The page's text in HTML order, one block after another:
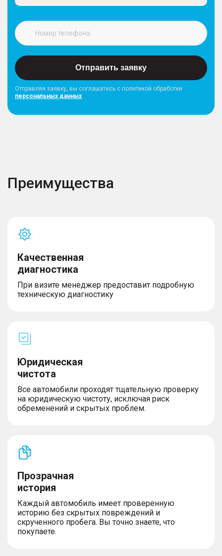
Отправить заявку
Отправляя заявку, вы соглашатесь с политикой обработки
персональных данных
Преимущества
Качественная
диагностика
При визите менеджер предоставит подробную
техническую диагностику
Юридическая
чистота
Все автомобили проходят тщательную проверку
на юридическую чистоту, исключая риск
обременений и скрытых проблем.
Прозрачная
история
Каждый автомобиль имеет проверенную
историю без скрытых повреждений и
скрученного пробега. Вы точно знаете, что
покупаете.